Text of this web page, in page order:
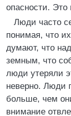
опасности. Это
Люди часто
понимая, что
думают, что
земным, что
люди утеряли
неверно. Люди
больше, чем
внимание